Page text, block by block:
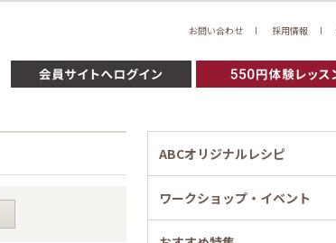
お問い合わせ 採用情報
ABCオリジナルレシピ
ワークショップ・イベント